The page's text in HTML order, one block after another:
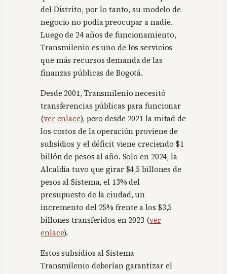
del Distrito, por lo tanto, su modelo de
negocio no podía preocupar a nadie.
Luego de 24 años de funcionamiento,
Transmilenio es uno de los servicios
que más recursos demanda de las
finanzas públicas de Bogotá.
Desde 2001, Transmilenio necesitó
transferencias públicas para funcionar
(ver enlace), pero desde 2021 la mitad de
los costos de la operación proviene de
subsidios y el déficit viene creciendo $1
billón de pesos al año. Solo en 2024, la
Alcaldía tuvo que girar $4,5 billones de
pesos al Sistema, el 13% del
presupuesto de la ciudad, un
incremento del 25% frente a los $3,5
billones transferidos en 2023 (ver
enlace).
Estos subsidios al Sistema
Transmilenio deberían garantizar el